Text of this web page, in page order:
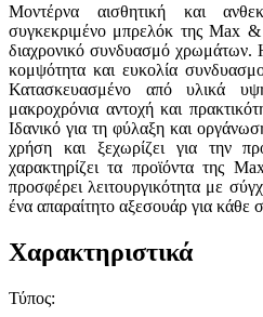
Μοντέρνα αισθητική και
συγκεκριμένο μπρελόκ της Max
διαχρονικό συνδυασμό
κομψότητα και ευκολία
Κατασκευασμένο από υλικά
μακροχρόνια αντοχή και
Ιδανικό για τη φύλαξη και
χρήση και ξεχωρίζει για την
χαρακτηρίζει τα προϊόντα της
προσφέρει λειτουργικότητα με
ένα απαραίτητο αξεσουάρ για κάθε
Χαρακτηριστικά
Τύπος: